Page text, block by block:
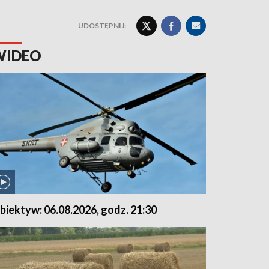
UDOSTĘPNIJ:
06.08.2026, godz. 21:30